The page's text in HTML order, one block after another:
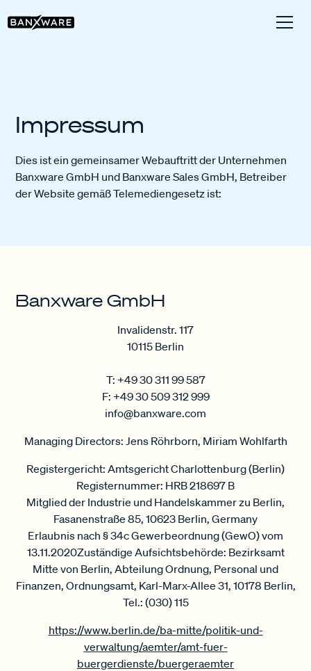
Impressum
Dies ist ein gemeinsamer Webauftritt der Unternehmen
Banxware GmbH und Banxware Sales GmbH, Betreiber
der Website gemäß Telemediengesetz ist:
Banxware GmbH
Invalidenstr. 117
10115 Berlin
T: +49 30 311 99 587
F: +49 30 509 312 999
info@banxware.com
Managing Directors: Jens Röhrborn, Miriam Wohlfarth
Registergericht: Amtsgericht Charlottenburg (Berlin)
Registernummer: HRB 218697 B
Mitglied der Industrie und Handelskammer zu Berlin,
Fasanenstraße 85, 10623 Berlin, Germany
Erlaubnis nach § 34c Gewerbeordnung (GewO) vom
13.11.2020Zuständige Aufsichtsbehörde: Bezirksamt
Mitte von Berlin, Abteilung Ordnung, Personal und
Finanzen, Ordnungsamt, Karl-Marx-Allee 31, 10178 Berlin,
Tel.: (030) 115
https://www.berlin.de/ba-mitte/politik-und-
verwaltung/aemter/amt-fuer-
buergerdienste/buergeraemter